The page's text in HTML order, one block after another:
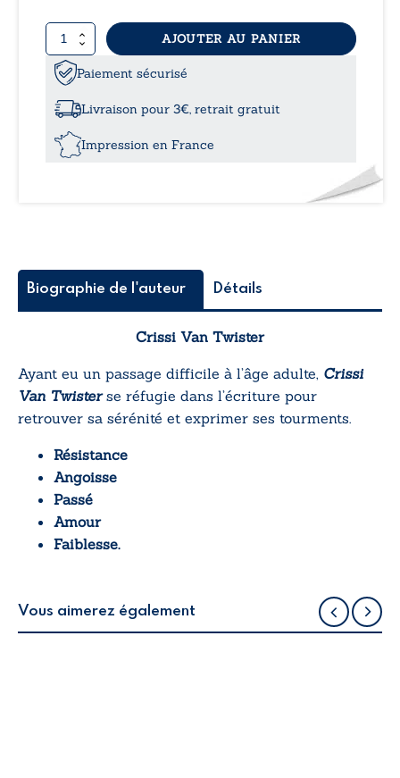
quantité
de
Le
désordre
acquis
AJOUTER AU PANIER
Paiement sécurisé
Livraison pour 3€, retrait gratuit
Impression en France
Biographie de l'auteur Détails
Crissi Van Twister
Ayant eu un passage difficile à l’âge adulte, Crissi
Van Twisterse réfugie dans l’écriture pour
retrouver sa sérénité et exprimer ses tourments.
Résistance
Angoisse
Passé
Amour
Faiblesse.
Vous aimerez également